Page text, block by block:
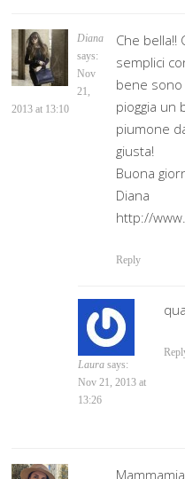
Diana
says:
Nov
21,
2013 at 13:10
Che bella!!
semplici
bene sono
pioggia un
piumone
giusta!
Buona
Diana
http://
Reply
Laura says:
Nov 21, 2013 at
13:26